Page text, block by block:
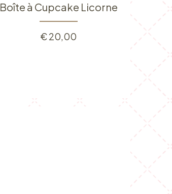
Boîte à Cupcake Licorne
€20,00